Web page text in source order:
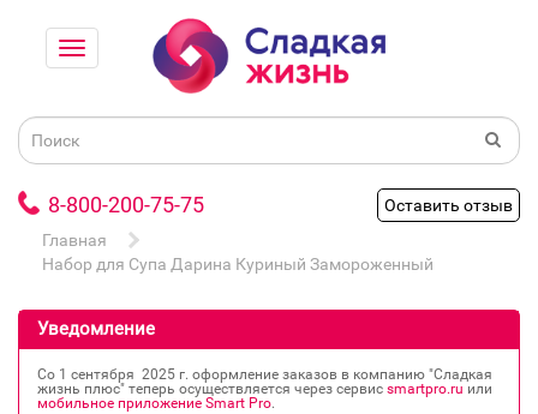
8-800-200-75-75
Оставить отзыв
Главная
Набор для Супа Дарина Куриный Замороженный
Уведомление
Со 1 сентября 2025 г. оформление заказов в компанию "Сладкая
жизнь плюс" теперь осуществляется через сервис smartpro.ru или
мобильное приложение Smart Pro.